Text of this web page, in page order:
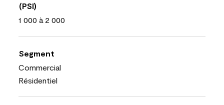
(PSI)
1 000 à 2 000
Segment
Commercial
Résidentiel